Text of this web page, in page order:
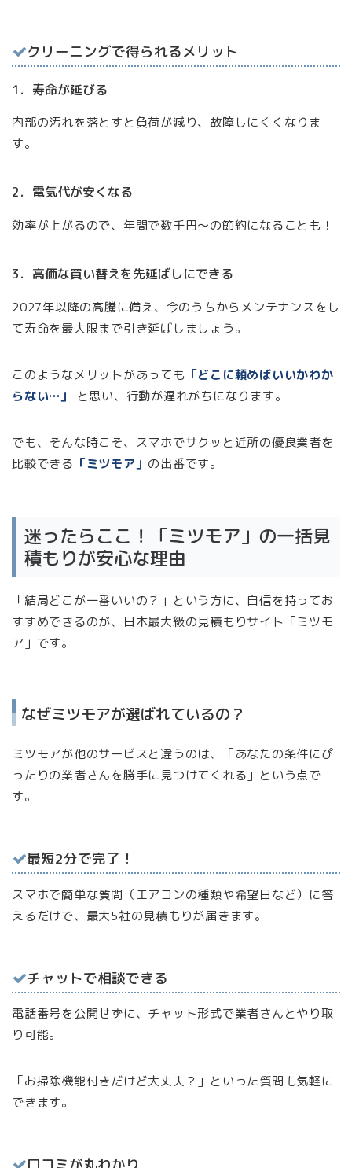
クリーニングで得られるメリット
1．寿命が延びる
内部の汚れを落とすと負荷が減り、故障しにくくなりま
す。
2．電気代が安くなる
効率が上がるので、年間で数千円〜の節約になることも！
3．高価な買い替えを先延ばしにできる
2027年以降の高騰に備え、今のうちからメンテナンスをし
て寿命を最大限まで引き延ばしましょう。
このようなメリットがあっても 「どこに頼めばいいかわか
らない…」
と思い、行動が遅れがちになります。
でも、そんな時こそ、スマホでサクッと近所の優良業者を
比較できる 「ミツモア」 の出番です。
迷ったらここ！「ミツモア」の一括見
積もりが安心な理由
「結局どこが一番いいの？」という方に、自信を持ってお
すすめできるのが、日本最大級の見積もりサイト「ミツモ
ア」です。
なぜミツモアが選ばれているの？
ミツモアが他のサービスと違うのは、「あなたの条件にぴ
ったりの業者さんを勝手に見つけてくれる」という点で
す。
最短2分で完了！
スマホで簡単な質問（エアコンの種類や希望日など）に答
えるだけで、最大5社の見積もりが届きます。
チャットで相談できる
電話番号を公開せずに、チャット形式で業者さんとやり取
り可能。
「お掃除機能付きだけど大丈夫？」といった質問も気軽に
できます。